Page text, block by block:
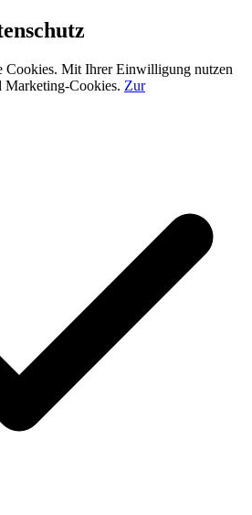
Cookies. Mit Ihrer Einwilligung nutzen
Marketing-Cookies. Zur